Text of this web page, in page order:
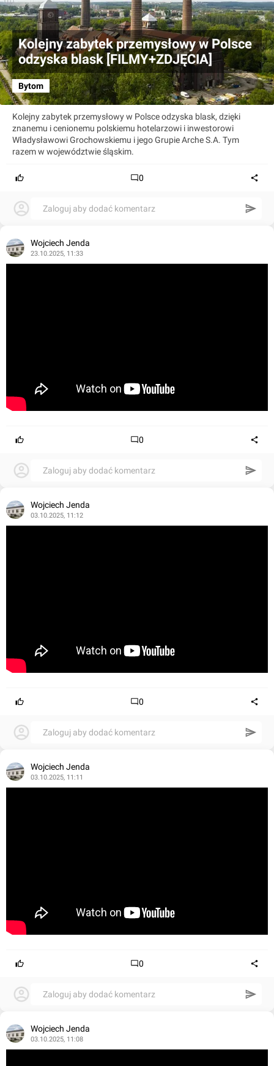
Kolejny zabytek przemysłowy w Polsce
odzyska blask [FILMY+ZDJĘCIA]
Bytom
Kolejny zabytek przemysłowy w Polsce odzyska blask, dzięki
znanemu i cenionemu polskiemu hotelarzowi i inwestorowi
Władysławowi Grochowskiemu i jego Grupie Arche S.A. Tym
razem w województwie śląskim.
0
Zaloguj aby dodać komentarz
Wojciech Jenda
23.10.2025, 11:33
0
Zaloguj aby dodać komentarz
Wojciech Jenda
03.10.2025, 11:12
0
Zaloguj aby dodać komentarz
Wojciech Jenda
03.10.2025, 11:11
0
Zaloguj aby dodać komentarz
Wojciech Jenda
03.10.2025, 11:08